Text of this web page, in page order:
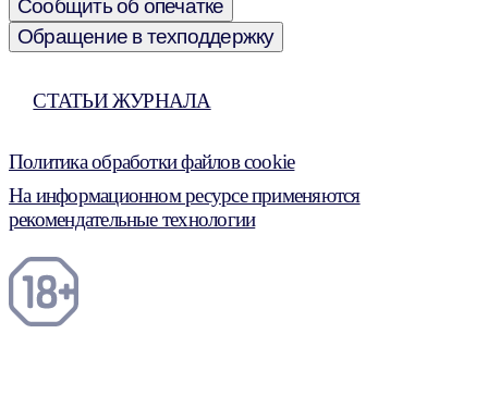
Сообщить об опечатке
Обращение в техподдержку
СТАТЬИ ЖУРНАЛА
Политика обработки файлов cookie
На информационном ресурсе применяются
рекомендательные технологии